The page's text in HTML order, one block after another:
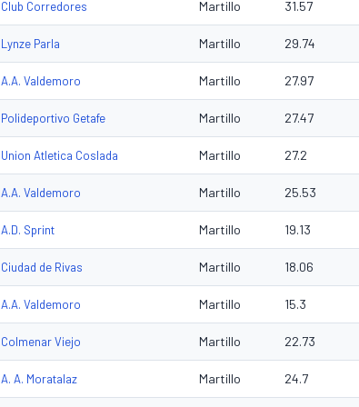
Club Corredores Martillo 31.57
Lynze Parla Martillo 29.74
A.A. Valdemoro Martillo 27.97
Polideportivo Getafe Martillo 27.47
Union Atletica Coslada Martillo 27.2
A.A. Valdemoro Martillo 25.53
A.D. Sprint Martillo 19.13
Ciudad de Rivas Martillo 18.06
A.A. Valdemoro Martillo 15.3
Colmenar Viejo Martillo 22.73
A. A. Moratalaz Martillo 24.7